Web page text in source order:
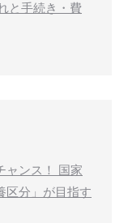
と手続き・費
ャンス！ 国家
区分」が目指す